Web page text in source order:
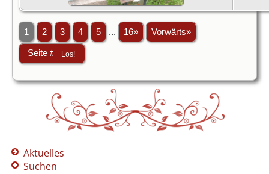
1 2 3 4 5 ... 16» Vorwärts»
Aktuelles
Suchen